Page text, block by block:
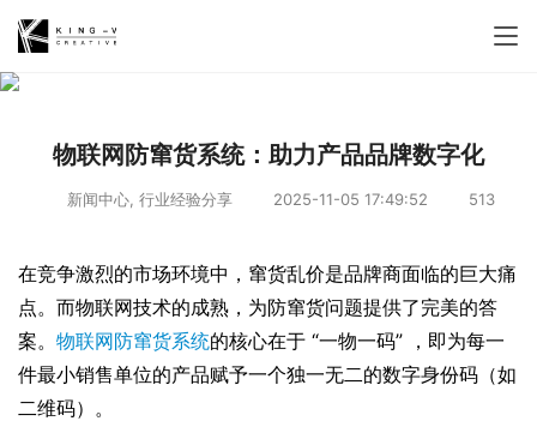
物联网防窜货系统：助力产品品牌数字化
新闻中心, 行业经验分享 2025-11-05 17:49:52 513
在竞争激烈的市场环境中，窜货乱价是品牌商面临的巨大痛
点。而物联网技术的成熟，为防窜货问题提供了完美的答
案。 物联网防窜货系统的核心在于 “一物一码” ，即为每一
件最小销售单位的产品赋予一个独一无二的数字身份码（如
二维码）。